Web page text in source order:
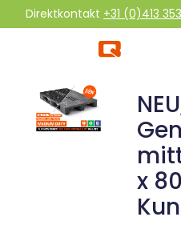
Direktkontakt +31 (0)413 353
x